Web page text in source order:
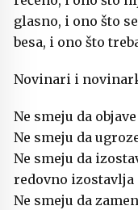
glasno, i ono što
besa, i ono što
Novinari i
Ne smeju da
Ne smeju da
Ne smeju da
redovno izostavlja
Ne smeju da